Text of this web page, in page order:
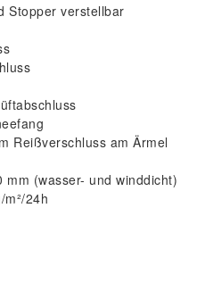
Stopper verstellbar
Reißverschluss am Ärmel
(wasser- und winddicht)
24h